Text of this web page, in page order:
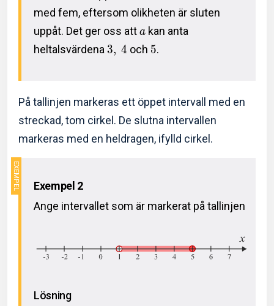
med fem, eftersom olikheten är sluten
uppåt. Det ger oss att a kan anta
heltalsvärdena 3, 4 och 5.
På tallinjen markeras ett öppet intervall med en
streckad, tom cirkel. De slutna intervallen
markeras med en heldragen, ifylld cirkel.
Exempel 2
Ange intervallet som är markerat på tallinjen
Lösning